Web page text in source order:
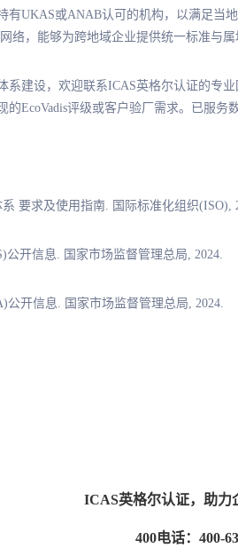
有UKAS或ANAB认可的机构，以满足当
络，能够为跨地域企业提供统一标准与
系建设，欢迎联系ICAS英格尔认证的专
EcoVadis评级或客户验厂需求。已服务
要求及使用指南. 国际标准化组织(ISO),
开信息. 国家市场监督管理总局, 2024.
开信息. 国家市场监督管理总局, 2024.
ICAS英格尔认证，助力
400电话：400-